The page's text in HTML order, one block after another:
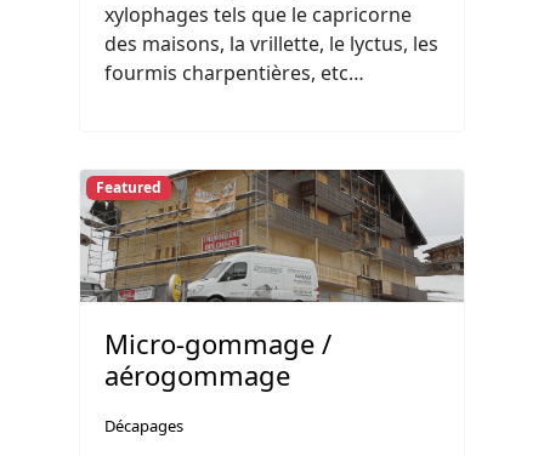
xylophages tels que le capricorne
des maisons, la vrillette, le lyctus, les
fourmis charpentières, etc…
Featured
Micro-gommage /
aérogommage
Décapages